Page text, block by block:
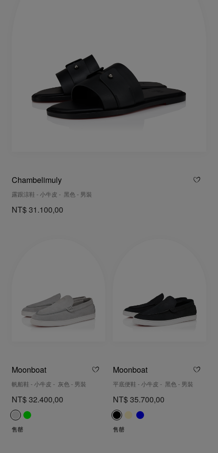
Chambelimuly
露跟涼鞋 - 小牛皮 - 黑色 - 男裝
NT$ 31.100,00
Moonboat
帆船鞋 - 小牛皮 - 灰色 - 男裝
NT$ 32.400,00
售罄
Moonboat
平底便鞋 - 小牛皮 - 黑色 - 男裝
NT$ 35.700,00
售罄